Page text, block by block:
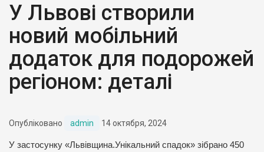
У Львові створили
новий мобільний
додаток для подорожей
регіоном: деталі
Опубліковано admin 14 октября, 2024
У застосунку «Львівщина.Унікальний спадок» зібрано 450